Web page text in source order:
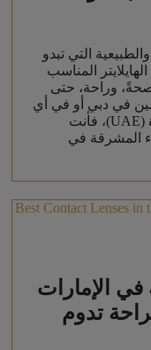
التي تبدو
المناسب
صحةً، وراحة، حتى
في دبي أو في أي
مكان داخل الإمارات العربية المتحدة (UAE)، فأنت
المشرقة في
الإمارات
تدوم